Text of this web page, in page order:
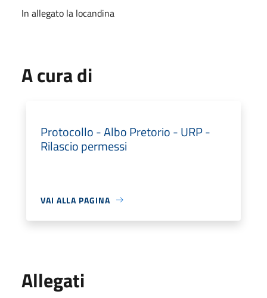
In allegato la locandina
A cura di
Protocollo - Albo Pretorio - URP -
Rilascio permessi
VAI ALLA PAGINA
Allegati